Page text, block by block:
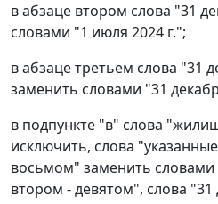
в абзаце втором слова "31
словами "1 июля 2024 г.";
в абзаце третьем слова "31
заменить словами "31
в подпункте "в" слова
исключить, слова
восьмом" заменить словами
втором - девятом", слова "31